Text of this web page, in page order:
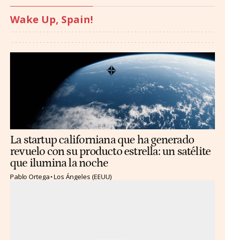
Wake Up, Spain!
La startup californiana que ha generado
revuelo con su producto estrella: un satélite
que ilumina la noche
Pablo Ortega Los Ángeles (EEUU)